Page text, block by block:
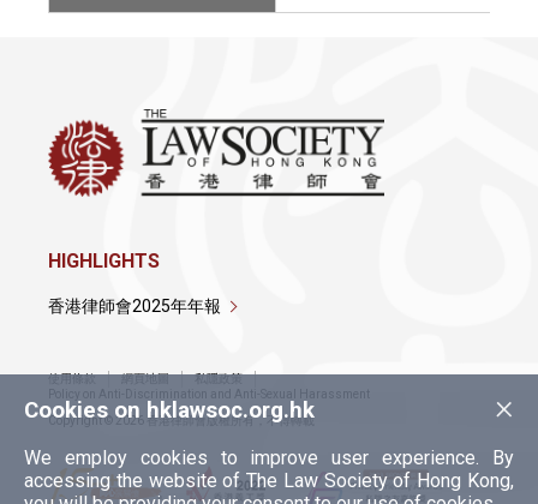
×
Cookies on hklawsoc.org.hk
We employ cookies to improve user experience. By
accessing the website of The Law Society of Hong Kong,
HIGHLIGHTS
香港律師會2025年年報
使用條款 網頁地圖
私隱政策
Policy on Anti-Discrimination and Anti-Sexual Harassment
Copyright © 2026 香港律師會版權所有，不得轉載